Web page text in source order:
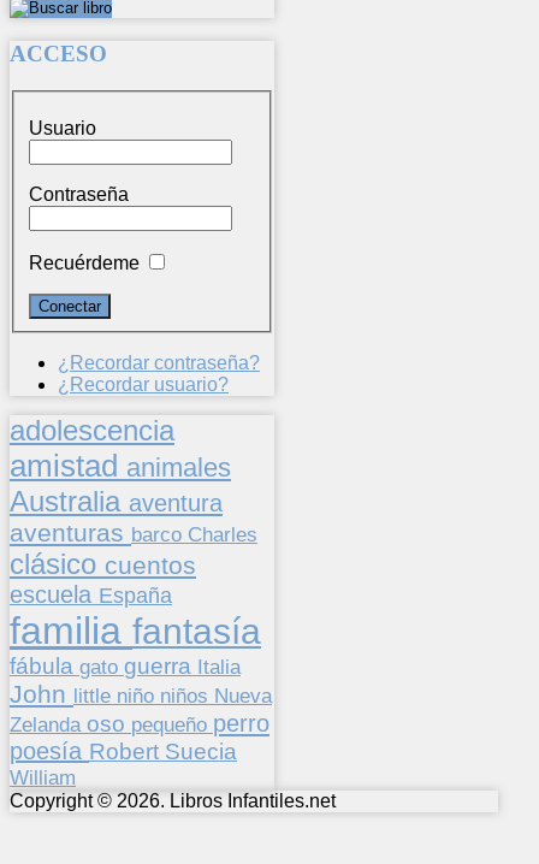
ACCESO
Usuario
Contraseña
Recuérdeme
¿Recordar contraseña?
¿Recordar usuario?
adolescencia
amistad animales
Australia aventura
aventuras barco Charles
clásico cuentos
escuela España
familia fantasía
fábula gato guerra Italia
John little niño niños Nueva
Zelanda oso pequeño perro
poesía Robert Suecia
William
Copyright © 2026. Libros Infantiles.net